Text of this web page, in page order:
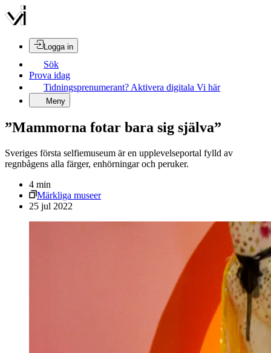
Logga in
Sök
Prova idag
Tidningsprenumerant? Aktivera digitala Vi här
Meny
”Mammorna fotar bara sig själva”
Sveriges första selfiemuseum är en upplevelseportal fylld av
regnbågens alla färger, enhörningar och peruker.
4 min
Märkliga museer
25 jul 2022